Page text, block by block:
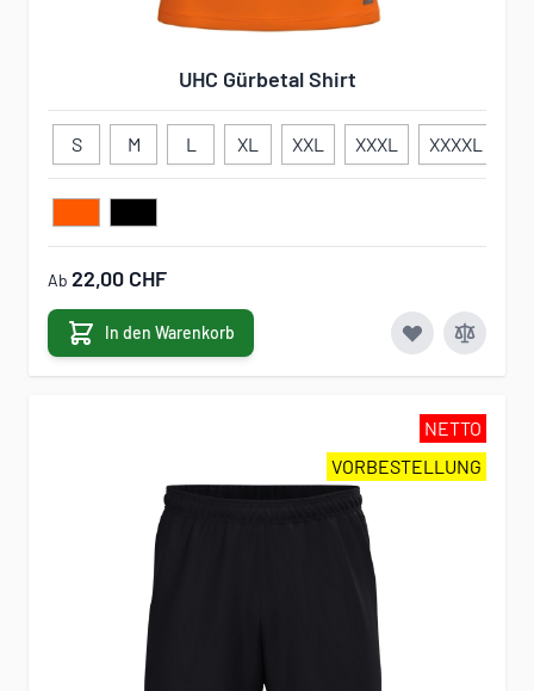
UHC Gürbetal Shirt
S M L XL XXL XXXL XXXXL
Ab 22,00 CHF
In den Warenkorb
NETTO
VORBESTELLUNG